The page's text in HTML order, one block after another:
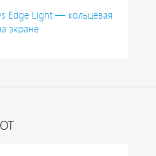
Edge Light — кольцевая
экране